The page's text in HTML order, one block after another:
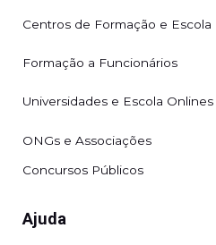
Centros de Formação e Escola
Formação a Funcionários
Universidades e Escola
ONGs e Associações
Concursos Públicos
Ajuda